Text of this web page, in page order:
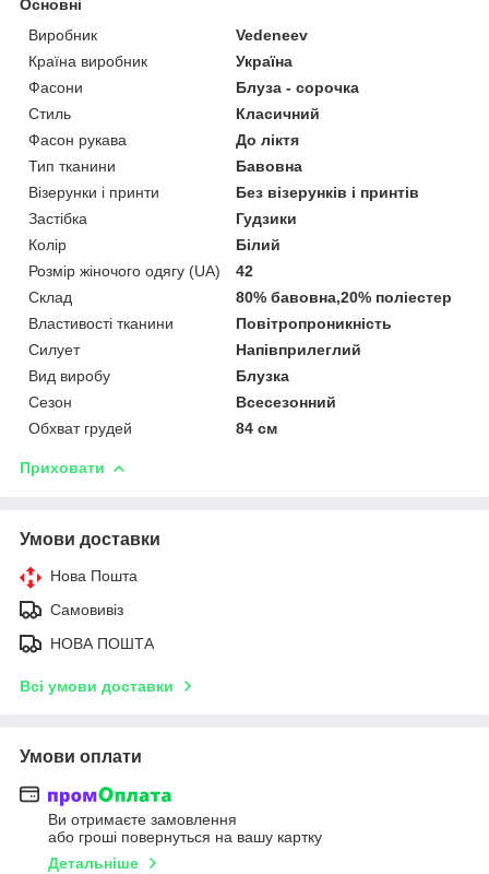
Основні
Виробник
Vedeneev
Країна виробник
Україна
Фасони
Блуза - сорочка
Стиль
Класичний
Фасон рукава
До ліктя
Тип тканини
Бавовна
Візерунки і принти
Без візерунків і принтів
Застібка
Гудзики
Колір
Білий
Розмір жіночого одягу (UA)
42
Склад
80% бавовна,20% поліестер
Властивості тканини
Повітропроникність
Силует
Напівприлеглий
Вид виробу
Блузка
Сезон
Всесезонний
Обхват грудей
84 см
Приховати
Умови доставки
Нова Пошта
Самовивіз
НОВА ПОШТА
Всі умови доставки
Умови оплати
Ви отримаєте замовлення
або гроші повернуться на вашу картку
Детальніше